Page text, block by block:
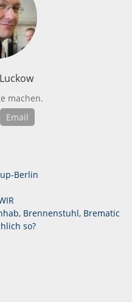
machen.
Email
Berlin
Brennenstuhl, Brematic
so?